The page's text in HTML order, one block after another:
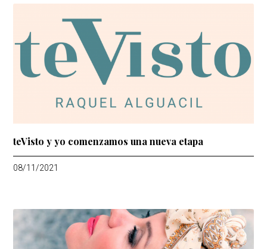
teVisto y yo comenzamos una nueva etapa
08/11/2021